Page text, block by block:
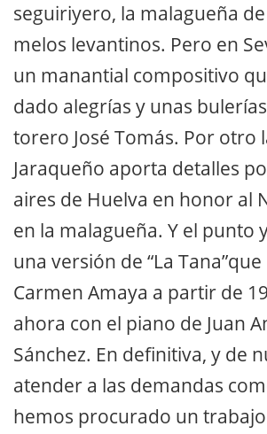
seguiriyero, la malagueña
melos levantinos. Pero en
un manantial compositivo
dado alegrías y unas
torero José Tomás. Por otro
Jaraqueño aporta detalles
aires de Huelva en honor al
en la malagueña. Y el punto
una versión de “La
Carmen Amaya a partir de
ahora con el piano de Juan
Sánchez. En definitiva, y de
atender a las demandas
hemos procurado un